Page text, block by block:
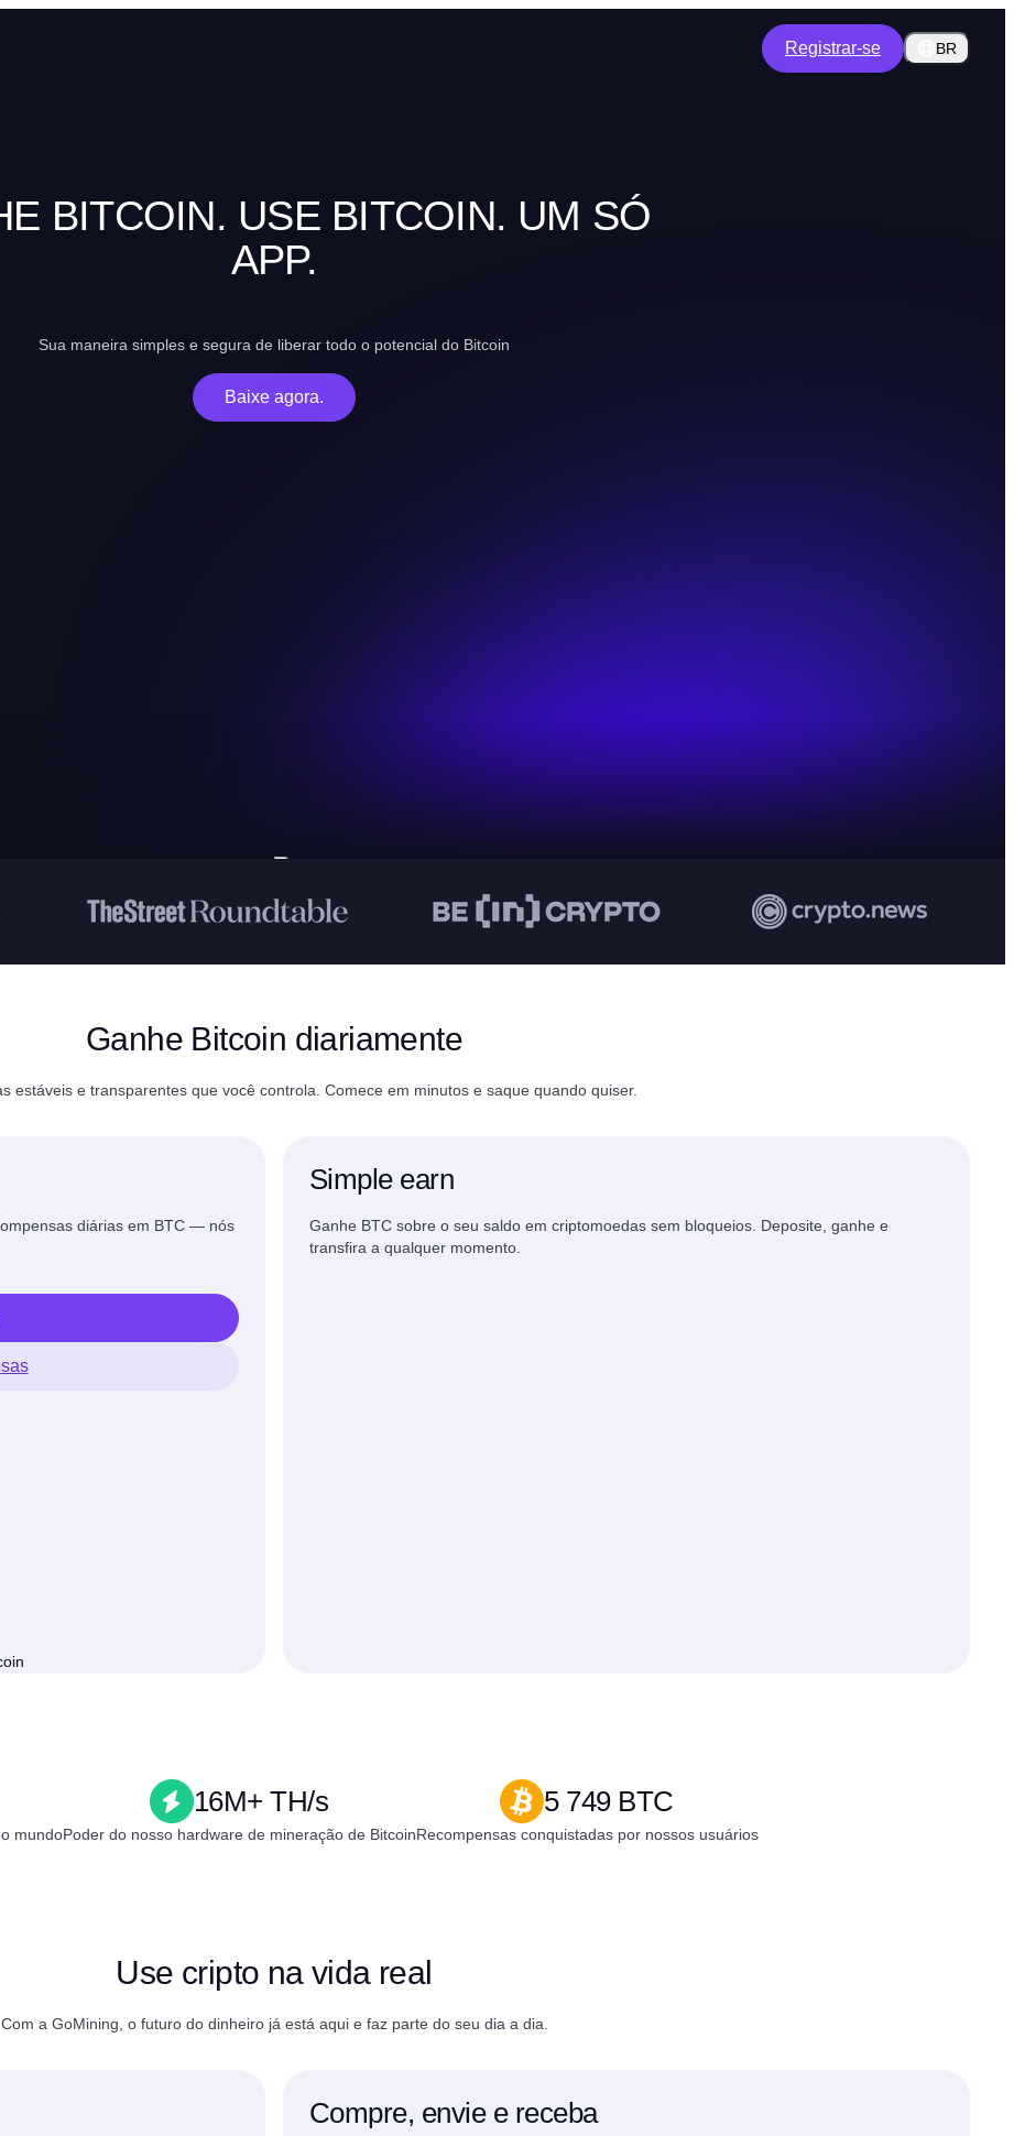
Registrar-se BR
BITCOIN. USE BITCOIN. UM SÓ
APP.
Sua maneira simples e segura de liberar todo o potencial do Bitcoin
Baixe agora.
Ganhe Bitcoin diariamente
estáveis e transparentes que você controla. Comece em minutos e saque quando quiser.
diárias em BTC — nós
Simple earn
Ganhe BTC sobre o seu saldo em criptomoedas sem bloqueios. Deposite, ganhe e
transfira a qualquer momento.
mundo
16M+ TH/s
Poder do nosso hardware de mineração de Bitcoin
5 749 BTC
Recompensas conquistadas por nossos usuários
Use cripto na vida real
Com a GoMining, o futuro do dinheiro já está aqui e faz parte do seu dia a dia.
Compre, envie e receba